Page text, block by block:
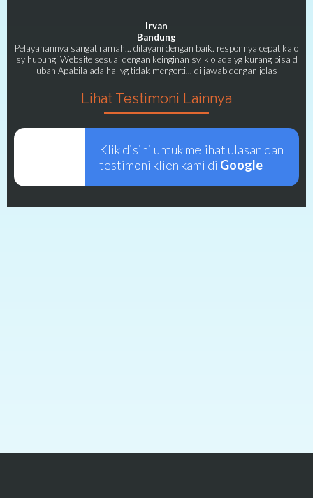
Irvan
Bandung
Pelayanannya sangat ramah... dilayani dengan baik. responnya cepat kalo
sy hubungi Website sesuai dengan keinginan sy, klo ada yg kurang bisa d
ubah Apabila ada hal yg tidak mengerti... di jawab dengan jelas
Lihat Testimoni Lainnya
Klik disini untuk melihat ulasan dan
testimoni klien kami di Google